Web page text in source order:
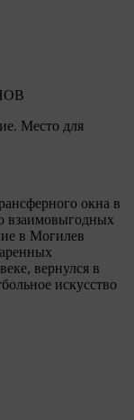
Место для
окна в
взаимовыгодных
в Могилев
вернулся в
искусство